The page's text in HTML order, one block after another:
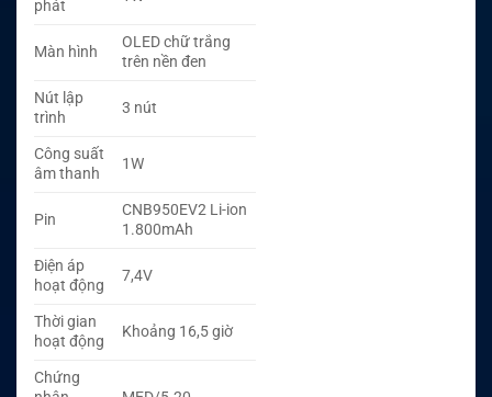
phát
Màn hình
OLED chữ trắng
trên nền đen
Nút lập
trình
3 nút
Công suất
âm thanh
1W
Pin
CNB950EV2 Li-ion
1.800mAh
Điện áp
hoạt động
7,4V
Thời gian
hoạt động
Khoảng 16,5 giờ
Chứng